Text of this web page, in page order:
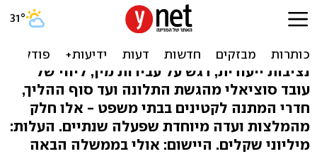
דו"ח המלצות: כך ישופר
היחס לנפגעי עבירה
נציבות ייעודית, דגש על עבירות מין, ליווי של
עובד סוציאלי מהגשת התלונה ועד סוף ההליך,
חדרי המתנה לקטינים בבתי משפט - אלו חלק
מהמלצות ועדה מיוחדת שפעלה שנתיים. העלות:
מיליוני שקלים. היישום: אולי בממשלה הבאה